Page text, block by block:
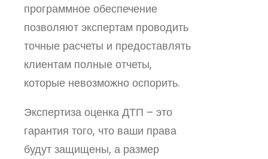
программное обеспечение
позволяют экспертам проводить
точные расчеты и предоставлять
клиентам полные отчеты,
которые невозможно оспорить.
Экспертиза оценка ДТП – это
гарантия того, что ваши права
будут защищены, а размер